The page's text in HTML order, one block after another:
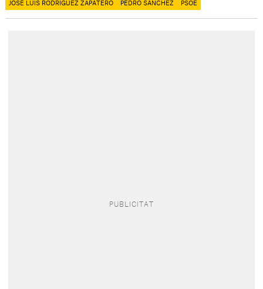
JOSÉ LUIS RODRÍGUEZ ZAPATERO PEDRO SÁNCHEZ PSOE